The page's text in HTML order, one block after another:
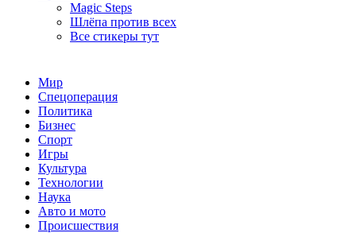
Magic Steps
Шлёпа против всех
Все стикеры тут
Мир
Спецоперация
Политика
Бизнес
Спорт
Игры
Культура
Технологии
Наука
Авто и мото
Происшествия